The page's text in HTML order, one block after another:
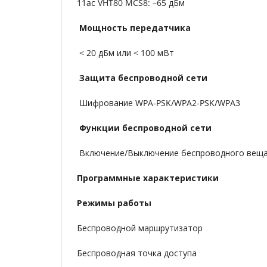
11ac VHT80 MCS8: –65 дБм
Мощность передатчика
< 20 дБм или < 100 мВт
Защита беспроводной сети
Шифрование WPA-PSK/WPA2-PSK/WPA3
Функции беспроводной сети
Включение/Выключение беспроводного
Программные характеристики
Режимы работы
Беспроводной маршрутизатор
Беспроводная точка доступа